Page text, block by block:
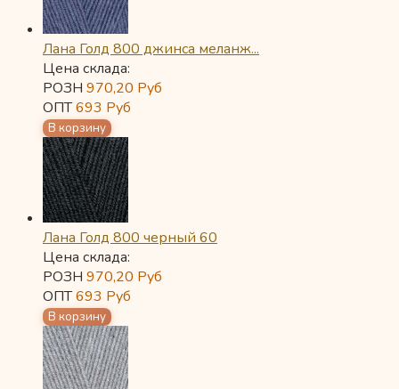
Лана Голд 800 джинса меланж...
Цена склада:
РОЗН 970,20 Руб
ОПТ693 Руб
Лана Голд 800 черный 60
Цена склада:
РОЗН 970,20 Руб
ОПТ693 Руб